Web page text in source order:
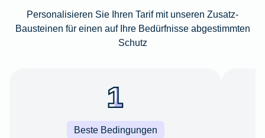
Personalisieren Sie Ihren Tarif mit unseren Zusatz-
Bausteinen für einen auf Ihre Bedürfnisse abgestimmten
Schutz
Beste Bedingungen